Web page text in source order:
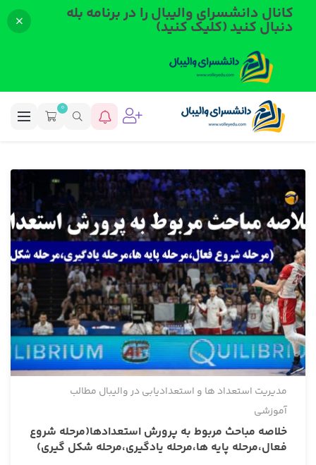
کانال دانشسرای والیبال را در برنامه بله
دنبال کنید (کلیک کنید)
0
مدیریت استعداد ها و استعدادیابی در والیبال مطالب
آموزشی
خلاصه‏ مباحث مربوط به پرورش استعدادها(مرحله شروع
فعال،مرحله پایه ها،مرحله یادگیری،مرحله شکل گیری)